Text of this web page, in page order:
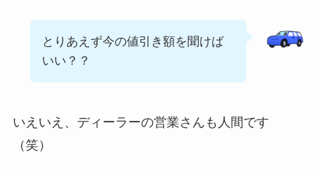
とりあえず今の値引き額を聞けば
いい？？
いえいえ、ディーラーの営業さんも人間です
（笑）